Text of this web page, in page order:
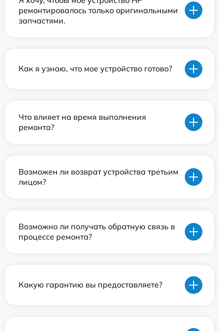
ремонтировалось только оригинальными
запчастями.
Как я узнаю, что мое устройство готово?
Что влияет на время выполнения
ремонта?
Возможен ли возврат устройства третьим
лицом?
Возможно ли получать обратную связь в
процессе ремонта?
Какую гарантию вы предоставляете?